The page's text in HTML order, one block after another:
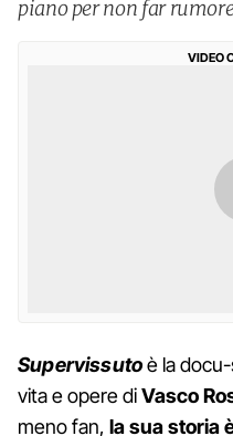
piano per non far
VIDEO
Supervissutoè la
vita e opere diVasco
meno fan, la sua storia